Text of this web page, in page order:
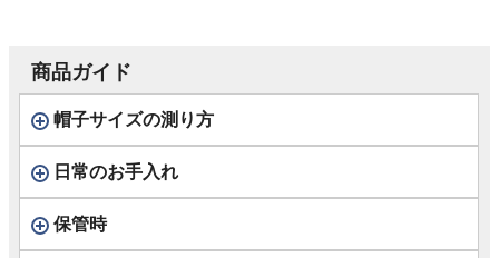
商品ガイド
帽子サイズの測り方
日常のお手入れ
保管時